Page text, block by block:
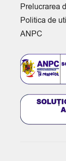
Prelucrarea
Politica de
ANPC